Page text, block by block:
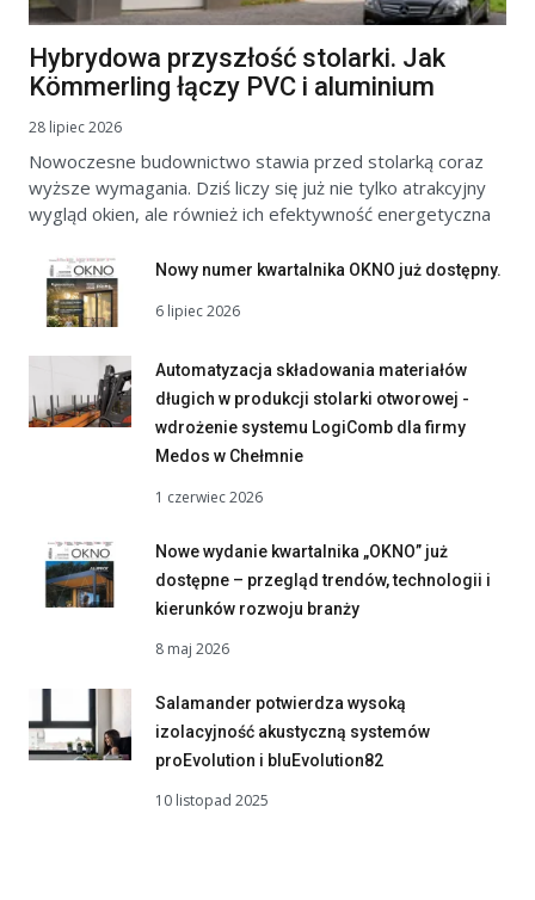
Hybrydowa przyszłość stolarki. Jak
Kömmerling łączy PVC i aluminium
28 lipiec 2026
Nowoczesne budownictwo stawia przed stolarką coraz
wyższe wymagania. Dziś liczy się już nie tylko atrakcyjny
wygląd okien, ale również ich efektywność energetyczna
Nowy numer kwartalnika OKNO już dostępny.
6 lipiec 2026
Automatyzacja składowania materiałów
długich w produkcji stolarki otworowej -
wdrożenie systemu LogiComb dla firmy
Medos w Chełmnie
1 czerwiec 2026
Nowe wydanie kwartalnika „OKNO” już
dostępne – przegląd trendów, technologii i
kierunków rozwoju branży
8 maj 2026
Salamander potwierdza wysoką
izolacyjność akustyczną systemów
proEvolution i bluEvolution82
10 listopad 2025